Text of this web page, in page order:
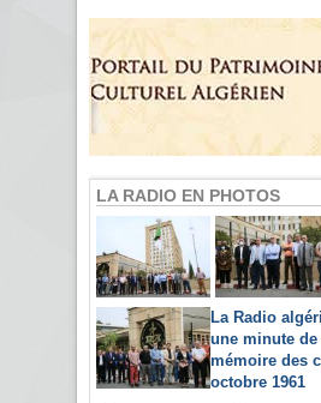
LA RADIO EN PHOTOS
La Radio
une minute
mémoire des
octobre 1961